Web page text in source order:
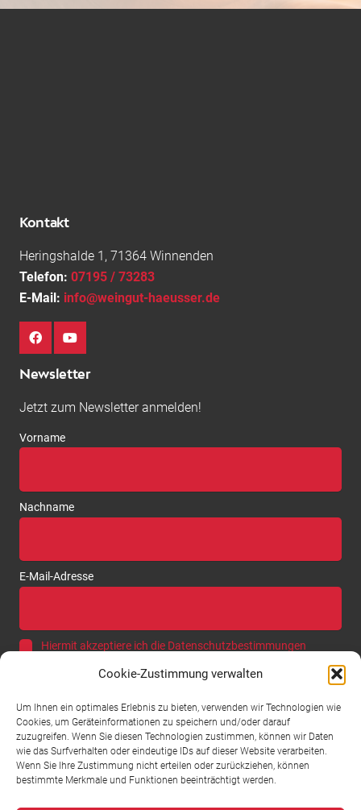
Cookie-Zustimmung verwalten
Um Ihnen ein optimales Erlebnis zu bieten, verwenden wir Technologien wie
Cookies, um Geräteinformationen zu speichern und/oder darauf
zuzugreifen. Wenn Sie diesen Technologien zustimmen, können wir Daten
wie das Surfverhalten oder eindeutige IDs auf dieser Website verarbeiten.
Wenn Sie Ihre Zustimmung nicht erteilen oder zurückziehen, können
bestimmte Merkmale und Funktionen beeinträchtigt werden.
Kontakt
Heringshalde 1, 71364 Winnenden
Telefon: 07195 / 73283
E-Mail: info@weingut-haeusser.de
Newsletter
Jetzt zum Newsletter anmelden!
Vorname
Nachname
E-Mail-Adresse
Hiermit akzeptiere ich die Datenschutzbestimmungen
Termine & Veranstaltungen
Fr. 28.8. – Mo. 31.8.2026 Winnender Weintage
Marktplatz Winnenden